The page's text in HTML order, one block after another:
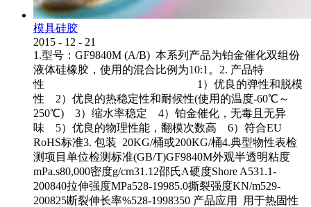
模具硅胶
2015 - 12 - 21
1.型号：GF9840M (A/B) 本系列产品为铂金催化双组份
液体硅橡胶，使用的混合比例为10:1。2. 产品特
性 1）优良的弹性和脱模
性 2）优良的热稳定性和耐候性(使用的温度-60℃～
250℃) 3）缩水率稳定 4）铂金催化，无毒且无异
味 5）优良的物理性能，翻模次数高 6）符合EU
RoHS标准3. 包装 20KG/桶或200KG/桶4.典型物性表检
测项目单位检测标准(GB/T)GF9840M外观半透明粘度
mPa.s80,000密度g/cm31.12邵氏A硬度Shore A531.1-
200840拉伸强度MPa528-19985.0撕裂强度KN/m529-
200825断裂伸长率%528-1998350 产品应用 用于热固性